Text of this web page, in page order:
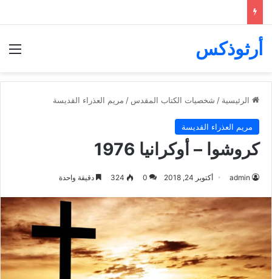
أرثوذكس
الرئيسية / شخصيات الكتاب المقدس / مريم العذراء القديسة
مريم العذراء القديسة
كروشوا – أوكرانيا 1976
admin أكتوبر 24, 2018 0
324 دقيقة واحدة